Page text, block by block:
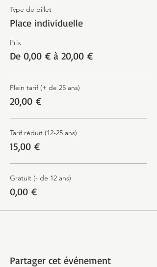
Type de billet
Place individuelle
Prix
De 0,00 € à 20,00 €
Plein tarif (+ de 25 ans)
20,00 €
Tarif réduit (12-25 ans)
15,00 €
Gratuit (- de 12 ans)
0,00 €
Partager cet événement